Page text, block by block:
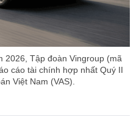
2026, Tập đoàn Vingroup (mã
cáo tài chính hợp nhất Quý II
Việt Nam (VAS).